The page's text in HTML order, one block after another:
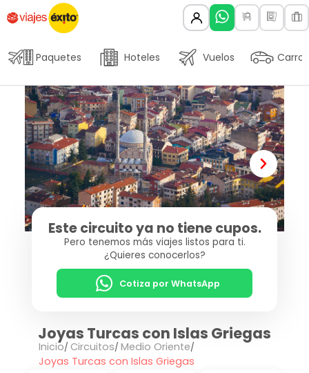
Paquetes Hoteles Vuelos Carros
Este circuito ya no tiene cupos.
Pero tenemos más viajes listos para ti.
¿Quieres conocerlos?
Cotiza por WhatsApp
Joyas Turcas con Islas Griegas
Inicio Circuitos Medio Oriente
Joyas Turcas con Islas Griegas